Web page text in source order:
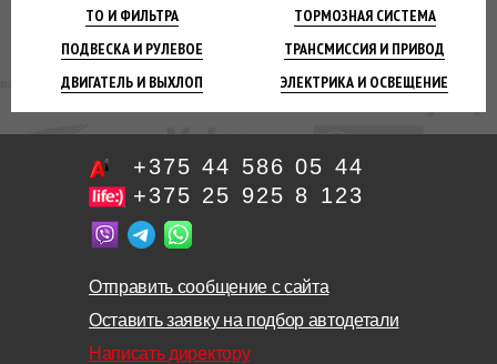
ТО И ФИЛЬТРА ТОРМОЗНАЯСИСТЕМА
ПОДВЕСКА И РУЛЕВОЕ ТРАНСМИССИЯ И ПРИВОД
ДВИГАТЕЛЬ И ВЫХЛОП ЭЛЕКТРИКА И ОСВЕЩЕНИЕ
+375 44 586 05 44
+375 25 925 8 123
Отправить сообщение с сайта
Оставить заявку на подбор автодетали
Написать директору